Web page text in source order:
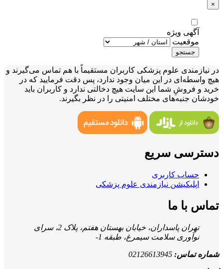
×
آگهی ویژه
موقعیت
جستجو
در نیازمندی علوم پزشکی کاربران مستقیماً با هم تماس می‌گیرند و
هیچ واسطه‌ای در این میان وجود ندارد، پس دقت فرمایید که در
خرید و فروشِ شما این سایت هیچ دخالتی ندارد و کاربران باید
خودشان جنبه‌های مختلف امنیتی را در نظر بگیرند.
دسترسی سریع
حساب کاربری
اپلیکیشن نیازمندی علوم پزشکی
تماس با ما
تهران پاسداران، خیابان بهستان هفتم، پلاک 2، سرای
نوآوری سلامت سیمرغ، طبقه 1-
شماره تماس: 02126613945